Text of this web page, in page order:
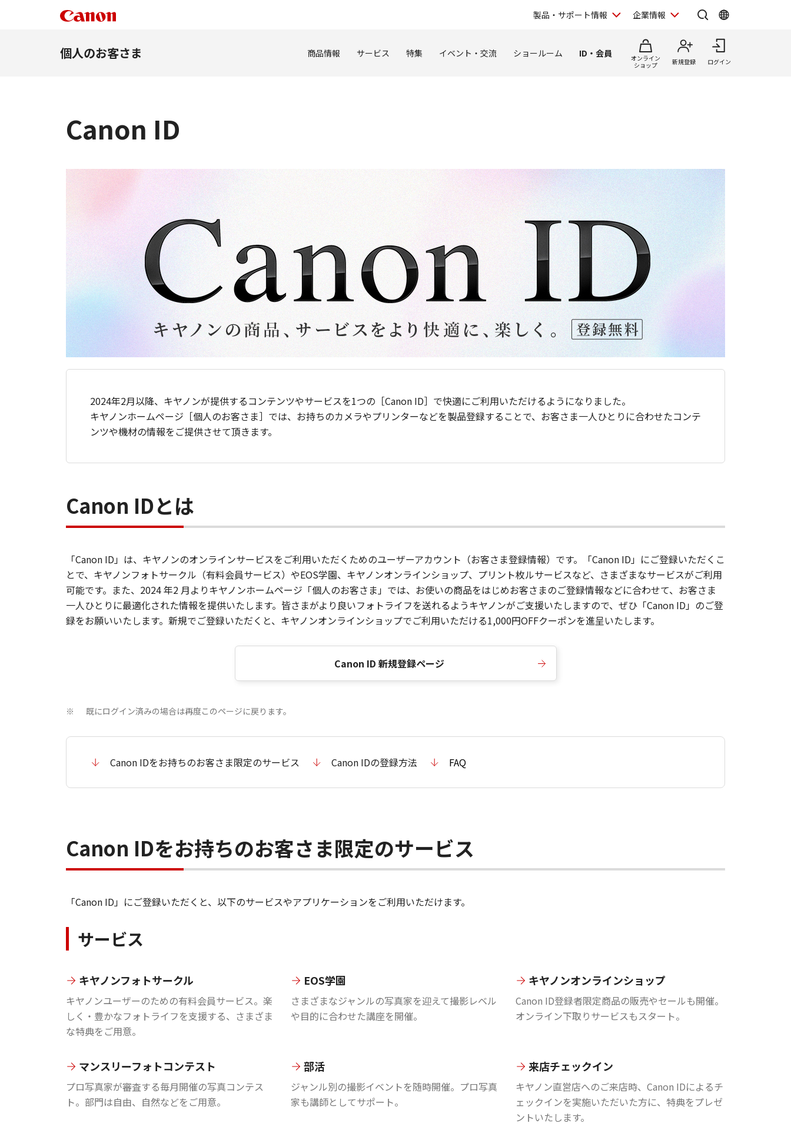
製品・サポート情報 企業情報
個人のお客さま 商品情報 サービス 特集 イベント・交流 ショールーム ID・会員
オンライン
ショップ
新規登録 ログイン
Canon ID
2024年2月以降、キヤノンが提供するコンテンツやサービスを1つの［Canon ID］で快適にご利用いただけるようになりました。
キヤノンホームページ［個人のお客さま］では、お持ちのカメラやプリンターなどを製品登録することで、お客さま一人ひとりに合わせたコンテ
ンツや機材の情報をご提供させて頂きます。
Canon IDとは
「Canon ID」は、キヤノンのオンラインサービスをご利用いただくためのユーザーアカウント（お客さま登録情報）です。「Canon ID」にご登録いただくこ
とで、キヤノンフォトサークル（有料会員サービス）やEOS学園、キヤノンオンラインショップ、プリント枚ルサービスなど、さまざまなサービスがご利用
可能です。また、2024 年2 月よりキヤノンホームページ「個人のお客さま」では、お使いの商品をはじめお客さまのご登録情報などに合わせて、お客さま
一人ひとりに最適化された情報を提供いたします。皆さまがより良いフォトライフを送れるようキヤノンがご支援いたしますので、ぜひ「Canon ID」のご登
録をお願いいたします。新規でご登録いただくと、キヤノンオンラインショップでご利用いただける1,000円OFFクーポンを進呈いたします。
Canon ID 新規登録ページ
※ 既にログイン済みの場合は再度このページに戻ります。
Canon IDをお持ちのお客さま限定のサービス Canon IDの登録方法 FAQ
Canon IDをお持ちのお客さま限定のサービス
「Canon ID」にご登録いただくと、以下のサービスやアプリケーションをご利用いただけます。
サービス
キヤノンフォトサークル
キヤノンユーザーのための有料会員サービス。楽
しく・豊かなフォトライフを支援する、さまざま
な特典をご用意。
EOS学園
さまざまなジャンルの写真家を迎えて撮影レベル
や目的に合わせた講座を開催。
キヤノンオンラインショップ
Canon ID登録者限定商品の販売やセールも開催。
オンライン下取りサービスもスタート。
マンスリーフォトコンテスト
プロ写真家が審査する毎月開催の写真コンテス
ト。部門は自由、自然などをご用意。
部活
ジャンル別の撮影イベントを随時開催。プロ写真
家も講師としてサポート。
来店チェックイン
キヤノン直営店へのご来店時、Canon IDによるチ
ェックインを実施いただいた方に、特典をプレゼ
ントいたします。